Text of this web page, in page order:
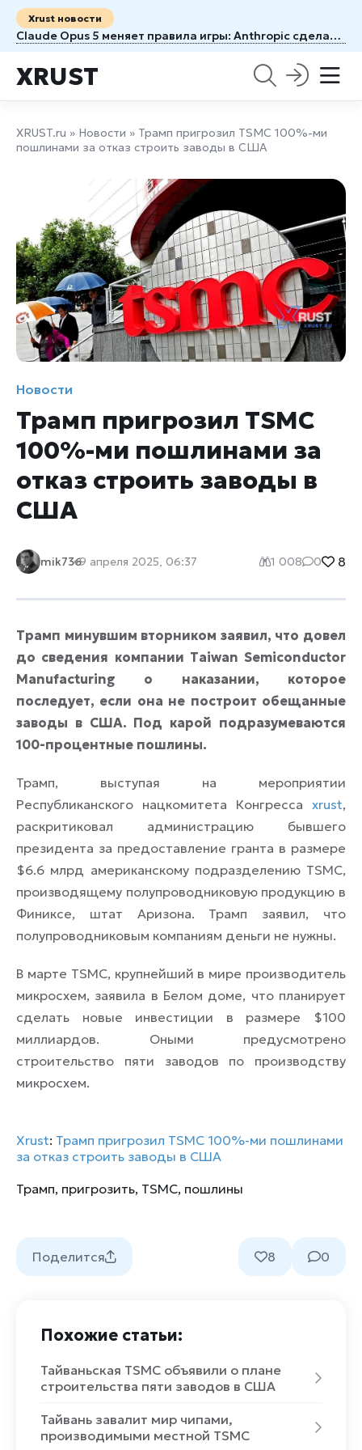
Xrust новости
Claude Opus 5 меняет правила игры: Anthropic сделала почти флагманский ИИ вдвое доступнее
XRUST
XRUST.ru » Новости » Трамп пригрозил TSMC 100%-ми
пошлинами за отказ строить заводы в США
Новости
Трамп пригрозил TSMC
100%-ми пошлинами за
отказ строить заводы в
США
mik7369 апреля 2025, 06:37 1 008 0 8
Трамп минувшим вторником заявил, что довел
до сведения компании Taiwan Semiconductor
Manufacturing о наказании, которое
последует, если она не построит обещанные
заводы в США. Под карой подразумеваются
100-процентные пошлины.
Трамп, выступая на мероприятии
Республиканского нацкомитета Конгресса xrust,
раскритиковал администрацию бывшего
президента за предоставление гранта в размере
$6.6 млрд американскому подразделению TSMC,
производящему полупроводниковую продукцию в
Финиксе, штат Аризона. Трамп заявил, что
полупроводниковым компаниям деньги не нужны.
В марте TSMC, крупнейший в мире производитель
микросхем, заявила в Белом доме, что планирует
сделать новые инвестиции в размере $100
миллиардов. Оными предусмотрено
строительство пяти заводов по производству
микросхем.
Xrust: Трамп пригрозил TSMC 100%-ми пошлинами
за отказ строить заводы в США
Трамп, пригрозить, TSMC, пошлины
Поделится 8 0
Похожие статьи:
Тайваньская TSMC объявили о плане
строительства пяти заводов в США
Тайвань завалит мир чипами,
производимыми местной TSMC